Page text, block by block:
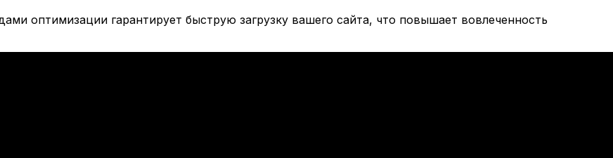
оптимизации гарантирует быструю загрузку вашего сайта, что повышает вовлеченность